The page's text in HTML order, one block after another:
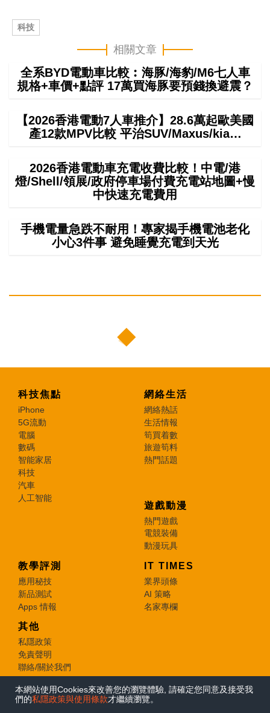
科技
相關文章
全系BYD電動車比較︰海豚/海豹/M6七人車
規格+車價+點評 17萬買海豚要預錢換避震？
【2026香港電動7人車推介】28.6萬起歐美國
產12款MPV比較 平治SUV/Maxus/kia…
2026香港電動車充電收費比較！中電/港
燈/Shell/領展/政府停車場付費充電站地圖+慢
中快速充電費用
手機電量急跌不耐用！專家揭手機電池老化
小心3件事 避免睡覺充電到天光
科技焦點
iPhone
5G流動
電腦
數碼
智能家居
科技
汽車
人工智能
網絡生活
網絡熱話
生活情報
筍買着數
旅遊筍料
熱門話題
遊戲動漫
熱門遊戲
電競裝備
動漫玩具
教學評測
應用秘技
新品測試
Apps 情報
IT TIMES
業界頭條
AI 策略
名家專欄
其他
私隱政策
免責聲明
聯絡/關於我們
© 2026 e-zone. All Rights Reserved.
本網站使用Cookies來改善您的瀏覽體驗, 請確定您同意及接受我
們的私隱政策與使用條款才繼續瀏覽。